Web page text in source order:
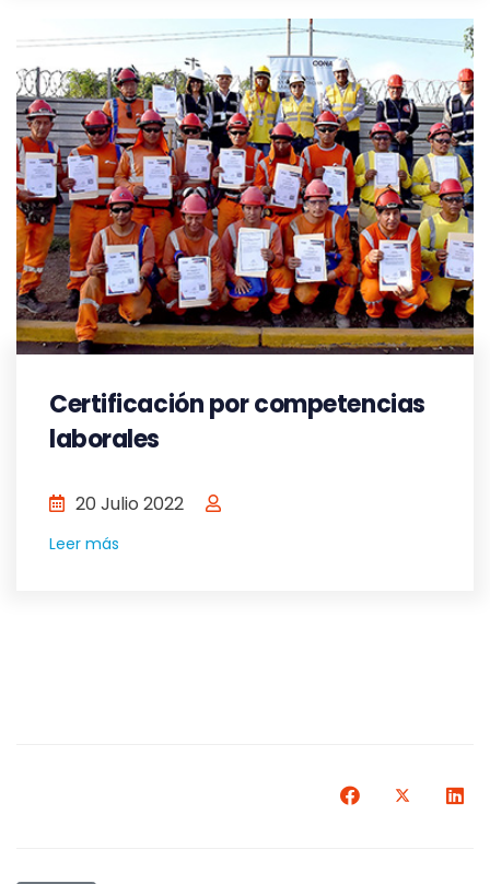
Certificación por competencias
laborales
20 Julio 2022
Leer más